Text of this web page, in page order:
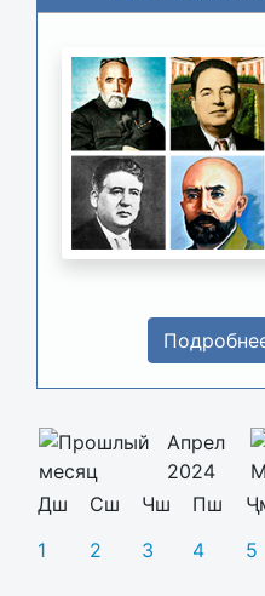
Апрел
2024
Дш
Сш Чш Пш
1
2 3 4 5